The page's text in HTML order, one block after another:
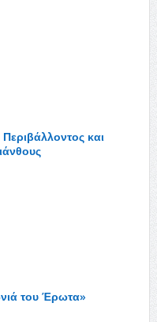
και
του Έρωτα»